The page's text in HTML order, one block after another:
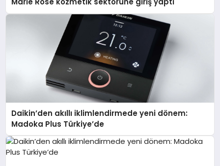
Daikin’den akıllı iklimlendirmede yeni dönem:
Madoka Plus Türkiye’de